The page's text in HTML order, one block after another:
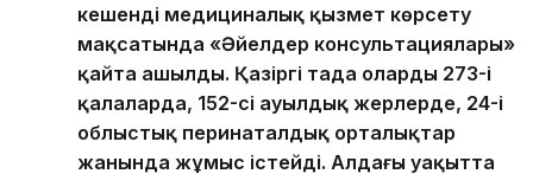
кешенді медициналық қызмет көрсету
мақсатында «Әйелдер консультациялары»
қайта ашылды. Қазіргі таңда олардың 273-і
қалаларда, 152-сі ауылдық жерлерде, 24-і
облыстық перинаталдық орталықтар
жанында жұмыс істейді. Алдағы уақытта